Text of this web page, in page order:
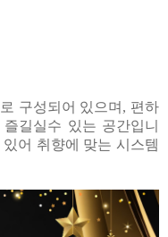
구성되어 있으며, 편하
길실수 있는 공간입니
어 취향에 맞는 시스템